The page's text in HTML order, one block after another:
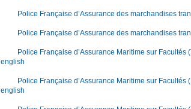
Police Française d’Assurance des marchandises
Police Française d’Assurance des marchandises
Police Française d’Assurance Maritime sur
english
Police Française d’Assurance Maritime sur
english